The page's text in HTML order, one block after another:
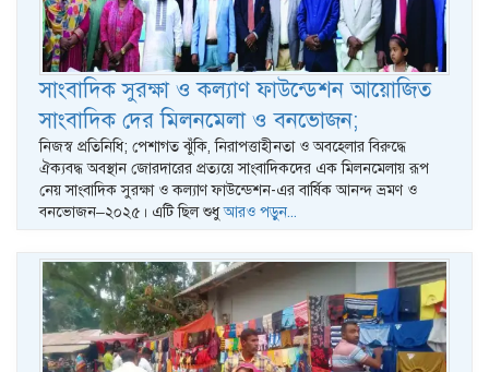
সাংবাদিক সুরক্ষা ও কল্যাণ ফাউন্ডেশন আয়োজিত
সাংবাদিক দের মিলনমেলা ও বনভোজন;
নিজস্ব প্রতিনিধি; পেশাগত ঝুঁকি, নিরাপত্তাহীনতা ও অবহেলার বিরুদ্ধে
ঐক্যবদ্ধ অবস্থান জোরদারের প্রত্যয়ে সাংবাদিকদের এক মিলনমেলায় রূপ
নেয় সাংবাদিক সুরক্ষা ও কল্যাণ ফাউন্ডেশন-এর বার্ষিক আনন্দ ভ্রমণ ও
বনভোজন–২০২৫। এটি ছিল শুধুআরও পড়ুন...